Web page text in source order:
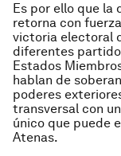
Es por ello que la
retorna con
victoria electoral
diferentes
Estados
hablan de
poderes
transversal con
único que puede
Atenas.